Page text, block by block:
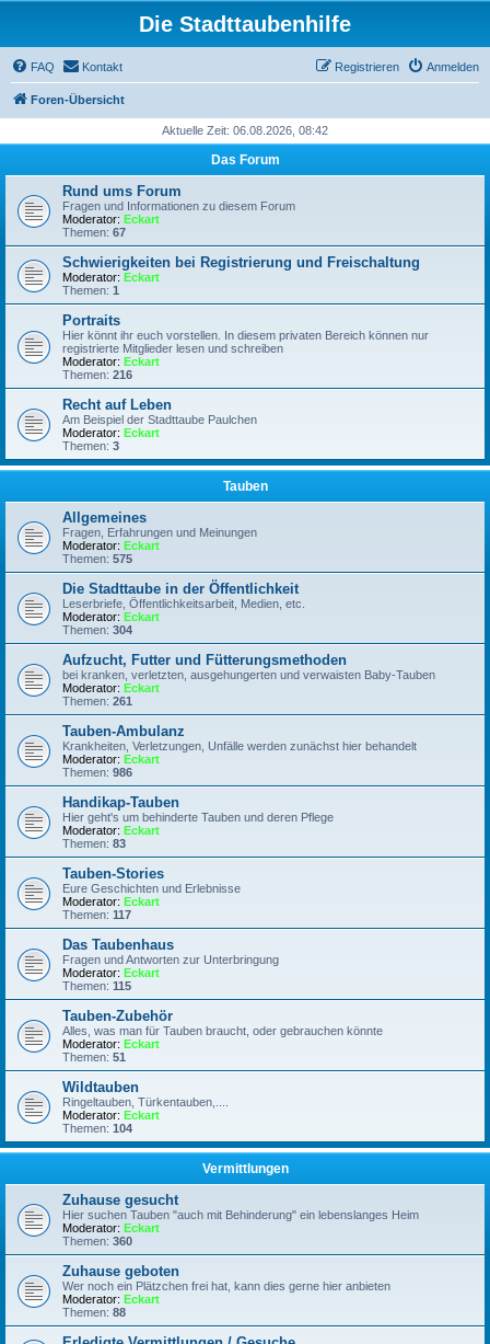
Die Stadttaubenhilfe
FAQ Kontakt Anmelden
Registrieren
Foren-Übersicht
Aktuelle Zeit: 06.08.2026, 08:42
Das Forum
Rund ums Forum
Fragen und Informationen zu diesem Forum
Moderator: Eckart
Themen: 67
Schwierigkeiten bei Registrierung und Freischaltung
Moderator: Eckart
Themen: 1
Portraits
Hier könnt ihr euch vorstellen. In diesem privaten Bereich können nur
registrierte Mitglieder lesen und schreiben
Moderator: Eckart
Themen: 216
Recht auf Leben
Am Beispiel der Stadttaube Paulchen
Moderator: Eckart
Themen: 3
Tauben
Allgemeines
Fragen, Erfahrungen und Meinungen
Moderator: Eckart
Themen: 575
Die Stadttaube in der Öffentlichkeit
Leserbriefe, Öffentlichkeitsarbeit, Medien, etc.
Moderator: Eckart
Themen: 304
Aufzucht, Futter und Fütterungsmethoden
bei kranken, verletzten, ausgehungerten und verwaisten Baby-Tauben
Moderator: Eckart
Themen: 261
Tauben-Ambulanz
Krankheiten, Verletzungen, Unfälle werden zunächst hier behandelt
Moderator: Eckart
Themen: 986
Handikap-Tauben
Hier geht's um behinderte Tauben und deren Pflege
Moderator: Eckart
Themen: 83
Tauben-Stories
Eure Geschichten und Erlebnisse
Moderator: Eckart
Themen: 117
Das Taubenhaus
Fragen und Antworten zur Unterbringung
Moderator: Eckart
Themen: 115
Tauben-Zubehör
Alles, was man für Tauben braucht, oder gebrauchen könnte
Moderator: Eckart
Themen: 51
Wildtauben
Ringeltauben, Türkentauben,....
Moderator: Eckart
Themen: 104
Vermittlungen
Zuhause gesucht
Hier suchen Tauben "auch mit Behinderung" ein lebenslanges Heim
Moderator: Eckart
Themen: 360
Zuhause geboten
Wer noch ein Plätzchen frei hat, kann dies gerne hier anbieten
Moderator: Eckart
Themen: 88